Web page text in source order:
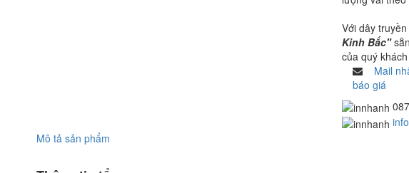
Với dây
Kinh Bắc"
của quý
Mail
báo giá
Mô tả sản phẩm